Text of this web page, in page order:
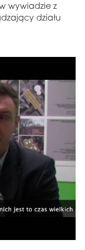
wywiadzie z
działu